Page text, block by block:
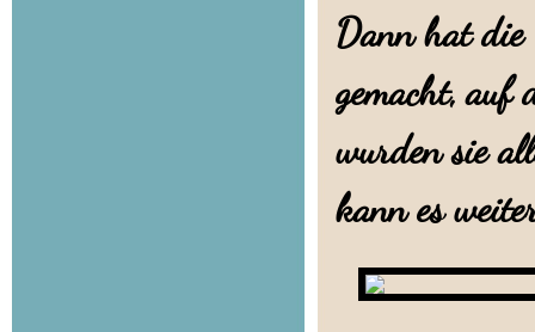
Dann hat
gemacht, auf
wurden sie
kann es